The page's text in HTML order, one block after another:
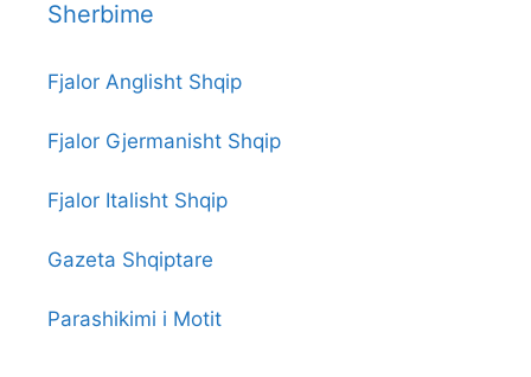
Sherbime
Fjalor Anglisht Shqip
Fjalor Gjermanisht Shqip
Fjalor Italisht Shqip
Gazeta Shqiptare
Parashikimi i Motit